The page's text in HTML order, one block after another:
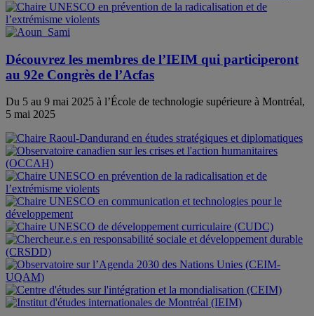
Découvrez les membres de l’IEIM qui participeront
au 92e Congrès de l’Acfas
Du 5 au 9 mai 2025 à l’École de technologie supérieure à Montréal,
5 mai 2025